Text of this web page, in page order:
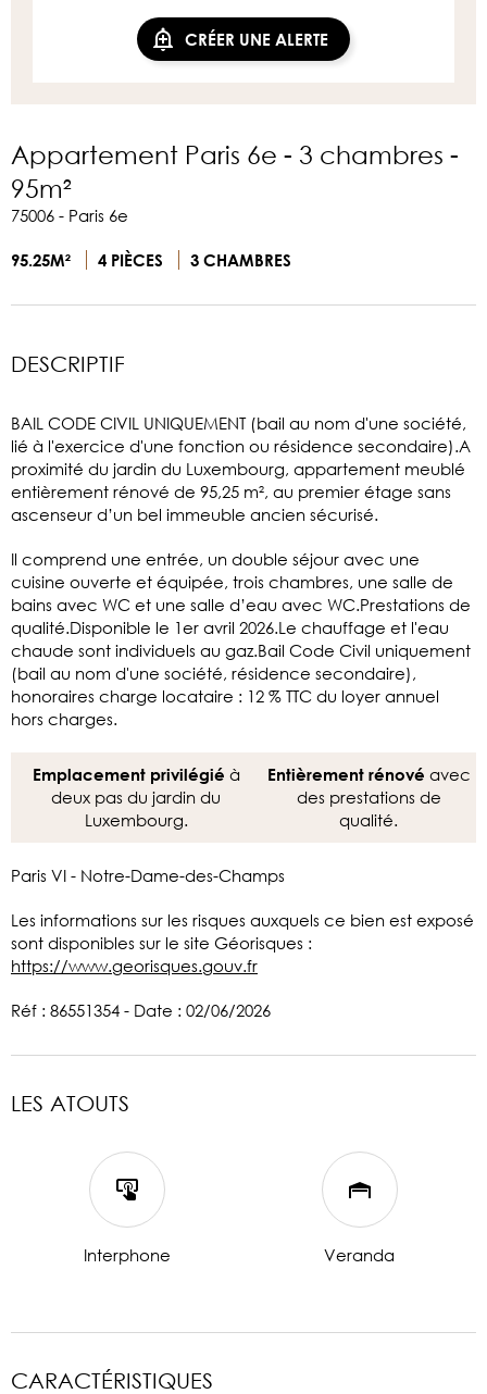
CRÉER UNE ALERTE
Appartement Paris 6e - 3 chambres -
95m²
75006 - Paris 6e
95.25M² 4 PIÈCES 3 CHAMBRES
DESCRIPTIF
BAIL CODE CIVIL UNIQUEMENT (bail au nom d'une société,
lié à l'exercice d'une fonction ou résidence secondaire).A
proximité du jardin du Luxembourg, appartement meublé
entièrement rénové de 95,25 m², au premier étage sans
ascenseur d’un bel immeuble ancien sécurisé.
Il comprend une entrée, un double séjour avec une
cuisine ouverte et équipée, trois chambres, une salle de
bains avec WC et une salle d’eau avec WC.Prestations de
qualité.Disponible le 1er avril 2026.Le chauffage et l'eau
chaude sont individuels au gaz.Bail Code Civil uniquement
(bail au nom d'une société, résidence secondaire),
honoraires charge locataire : 12 % TTC du loyer annuel
hors charges.
Emplacement privilégié à
deux pas du jardin du
Luxembourg.
Entièrement rénové avec
des prestations de
qualité.
Paris VI - Notre-Dame-des-Champs
Les informations sur les risques auxquels ce bien est exposé
sont disponibles sur le site Géorisques :
https://www.georisques.gouv.fr
Réf : 86551354 - Date : 02/06/2026
LES ATOUTS
Interphone Veranda
CARACTÉRISTIQUES